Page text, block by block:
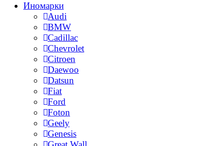
Иномарки
Audi
BMW
Cadillac
Chevrolet
Citroen
Daewoo
Datsun
Fiat
Ford
Foton
Geely
Genesis